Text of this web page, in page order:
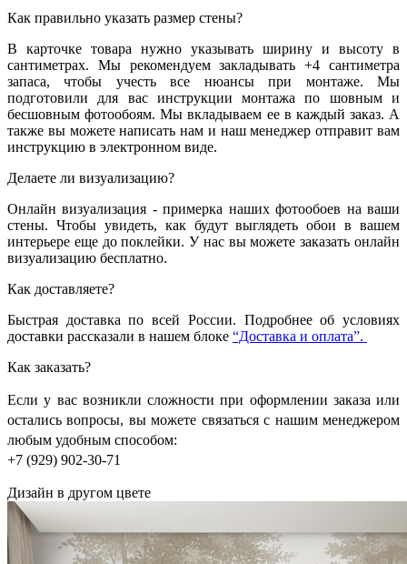
Как правильно указать размер стены?
В карточке товара нужно указывать ширину и высоту в
сантиметрах. Мы рекомендуем закладывать +4 сантиметра
запаса, чтобы учесть все нюансы при монтаже. Мы
подготовили для вас инструкции монтажа по шовным и
бесшовным фотообоям. Мы вкладываем ее в каждый заказ. А
также вы можете написать нам и наш менеджер отправит вам
инструкцию в электронном виде.
Делаете ли визуализацию?
Онлайн визуализация - примерка наших фотообоев на ваши
стены. Чтобы увидеть, как будут выглядеть обои в вашем
интерьере еще до поклейки. У нас вы можете заказать онлайн
визуализацию бесплатно.
Как доставляете?
Быстрая доставка по всей России. Подробнее об условиях
доставки рассказали в нашем блоке “Доставка и оплата”.
Как заказать?
Если у вас возникли сложности при оформлении заказа или
остались вопросы, вы можете связаться с нашим менеджером
любым удобным способом:
+7 (929) 902-30-71
Дизайн в другом цвете